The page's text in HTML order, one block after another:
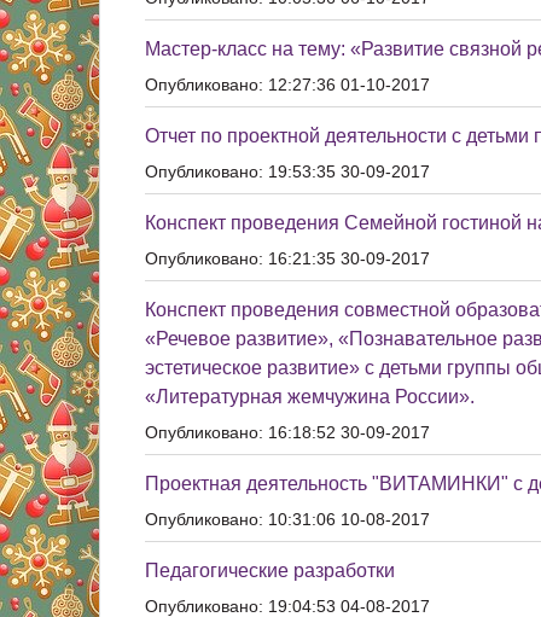
Мастер-класс на тему: «Развитие связной
Опубликовано: 12:27:36 01-10-2017
Отчет по проектной деятельности с
Опубликовано: 19:53:35 30-09-2017
Конспект проведения Семейной гостиной
Опубликовано: 16:21:35 30-09-2017
Конспект проведения совместной
«Речевое развитие», «Познавательное
эстетическое развитие» с детьми группы
«Литературная жемчужина России».
Опубликовано: 16:18:52 30-09-2017
Проектная деятельность "ВИТАМИНКИ" с
Опубликовано: 10:31:06 10-08-2017
Педагогические разработки
Опубликовано: 19:04:53 04-08-2017